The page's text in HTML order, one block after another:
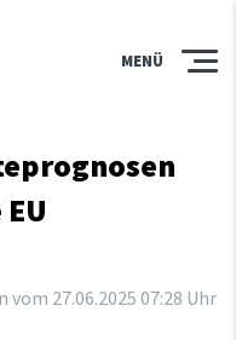
MENÜ
vom 27.06.202507:28 Uhr